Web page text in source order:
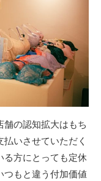
舗の認知拡大はもち
いさせていただく
る方にとっても定休
つもと違う付加価値